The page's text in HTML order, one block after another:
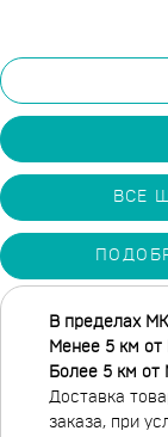
ВСЕ
В пределах
Менее 5 км
Более 5 км
Доставка
заказа, при